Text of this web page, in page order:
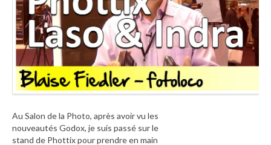
Au Salon de la Photo, après avoir vu les
nouveautés Godox, je suis passé sur le
stand de Phottix pour prendre en main